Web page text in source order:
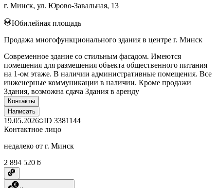
г. Минск, ул. Юрово-Завальная, 13
Юбилейная площадь
Продажа многофункционального здания в центре г. Минск
Современное здание со стильным фасадом. Имеются
помещения для размещения объекта общественного питания
на 1-ом этаже. В наличии административные помещения. Все
инженерные коммуникации в наличии. Кроме продажи
Здания, возможна сдача Здания в аренду
Контакты
Написать
19.05.2026 ID 3381144
Контактное лицо
недалеко от г. Минск
2 894 520 ƃ